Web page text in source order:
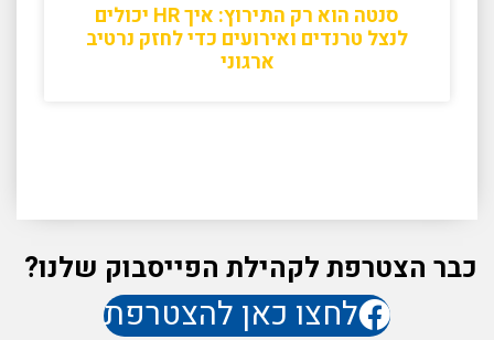
סנטה הוא רק התירוץ: איך HR יכולים
לנצל טרנדים ואירועים כדי לחזק נרטיב
ארגוני
כבר הצטרפת לקהילת הפייסבוק שלנו?
לחצו כאן להצטרפת